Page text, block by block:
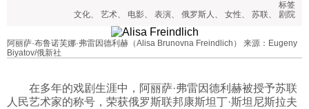
标签
文化、 艺术、 电影、 表演、 俄罗斯人 、 女性、 苏联、 剧院
阿丽萨·布鲁诺芙娜·弗雷因德利赫（Alisa Brunovna Freindlich） 来源：Eugeny
Biyatov/俄新社
在多年的戏剧生涯中，阿丽萨·弗雷因德利赫被授予苏联
人民艺术家的称号，荣获俄罗斯联邦康斯坦丁·斯坦尼斯拉夫